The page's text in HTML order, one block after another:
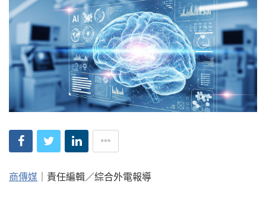
商傳媒 ｜責任編輯／綜合外電報導